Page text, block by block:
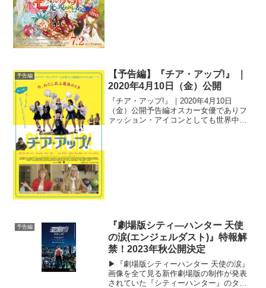
予告編
【予告編】『チア・アップ!』 ｜
2020年4月10日（金）公開
『チア・アップ!』｜2020年4月10日
（金）公開予告編オスカー女優でありフ
ァッション・アイコンとしても世界中で
予告編
『劇場版シティ―ハンター 天使
の涙(エンジェルダスト)』特報解
禁！2023年秋公開決定
▶︎『劇場版シティーハンター 天使の涙』
画像を全て見る新作劇場版の制作が発表
されていた『シティーハンター』のタイ